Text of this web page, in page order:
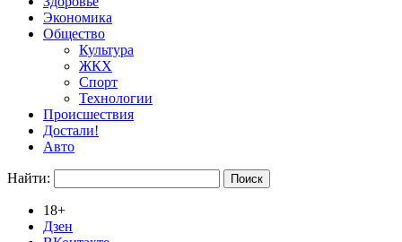
Экономика
Общество
Культура
ЖКХ
Спорт
Технологии
Происшествия
Достали!
Авто
Найти:
18+
Дзен